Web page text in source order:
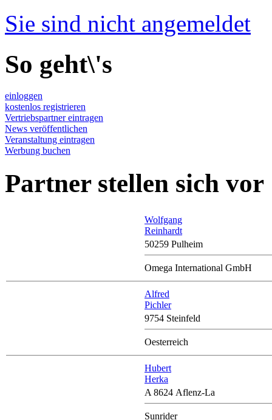
Sie sind nicht angemeldet
So geht\'s
einloggen
kostenlos registrieren
Vertriebspartner eintragen
News veröffentlichen
Veranstaltung eintragen
Werbung buchen
Partner stellen sich vor
Wolfgang
Reinhardt
50259 Pulheim
Omega International GmbH
Alfred
Pichler
9754 Steinfeld
Oesterreich
Hubert
Herka
A 8624 Aflenz-La
Sunrider